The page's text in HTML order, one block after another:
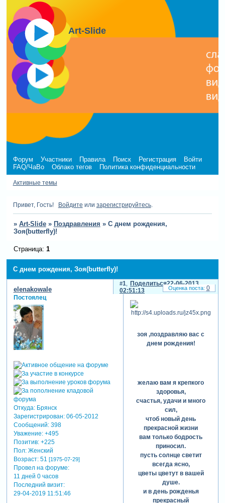
Art-Slide
Форум Участники Правила Поиск Регистрация
Войти
FAQ/ЧаВо
Облако тегов Политика конфиденциальности
Активные темы
Привет, Гость! Войдите или зарегистрируйтесь.
» Art-Slide » Поздравления » С днем рождения,
Зоя(butterfly)!
С днем рождения, Зоя(butterfly)!
Страница: 1
Поделиться
1
22-06-2013
02:51:13
elenakowale
Постоялец
Откуда:Брянск
Зарегистрирован: 06-05-2012
Сообщений:398
Уважение: +495
Позитив: +225
Пол:Женский
Возраст:51 [1975-07-29]
Провел на форуме:
11 дней 0 часов
Последний визит:
29-04-2019 11:51:46
зоя ,поздравляю вас с
днем рождения!
желаю вам я крепкого
здоровья,
счастья, удачи и много
сил,
чтоб новый день
прекрасной жизни
вам только бодрость
приносил.
пусть солнце светит
всегда ясно,
цветы цветут в вашей
душе.
и в день рожденья
прекрасный
0